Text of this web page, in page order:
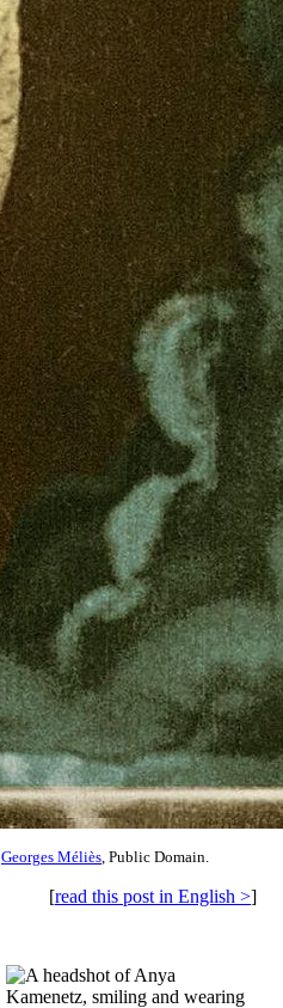
Georges Méliès , Public Domain.
[read this post in English >]